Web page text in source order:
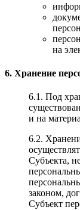
на
6. Хранение
6.1. Под
и на
6.2.
Субъекта,
законом,
Субъект